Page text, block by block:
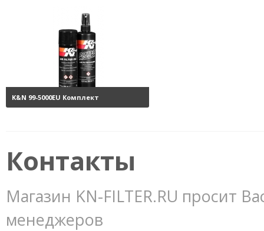
K&N 99-5000EU Комплект
Контакты
Магазин KN-FILTER.RU просит
менеджеров